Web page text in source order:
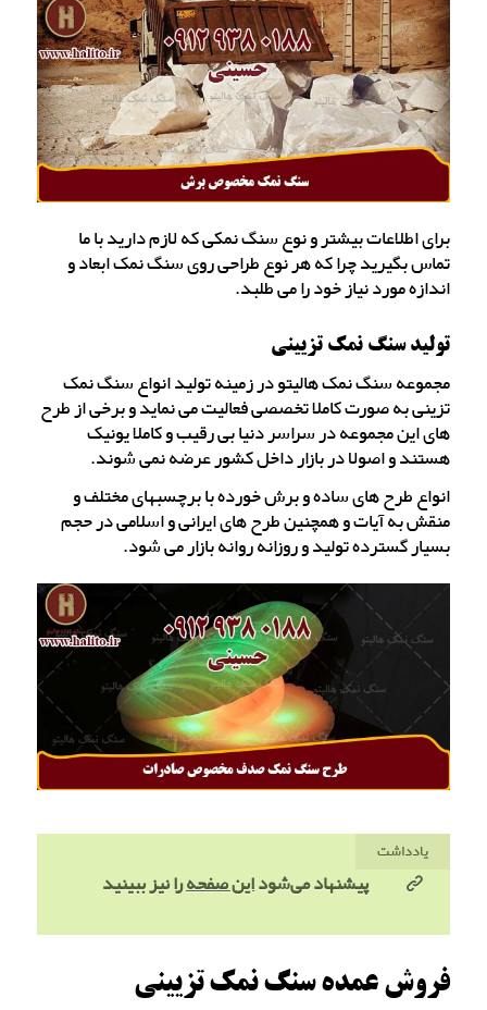
برای اطلاعات بیشتر و نوع سنگ نمکی که لازم دارید با ما
تماس بگیرید چرا که هر نوع طراحی روی سنگ نمک ابعاد و
اندازه مورد نیاز خود را می طلبد.
تولید سنگ نمک تزیینی
مجموعه سنگ نمک هالیتو در زمینه تولید انواع سنگ نمک
تزینی به صورت کاملا تخصصی فعالیت می نماید و برخی از طرح
های این مجموعه در سراسر دنیا بی رقیب و کاملا یونیک
هستند و اصولا در بازار داخل کشور عرضه نمی شوند.
انواع طرح های ساده و برش خورده با برچسبهای مختلف و
منقش به آیات و همچنین طرح های ایرانی و اسلامی در حجم
بسیار گسترده تولید و روزانه روانه بازار می شود.
یادداشت
پیشنهاد می‌شوداین صفحهرا نیز ببینید
فروش عمده سنگ نمک تزیینی